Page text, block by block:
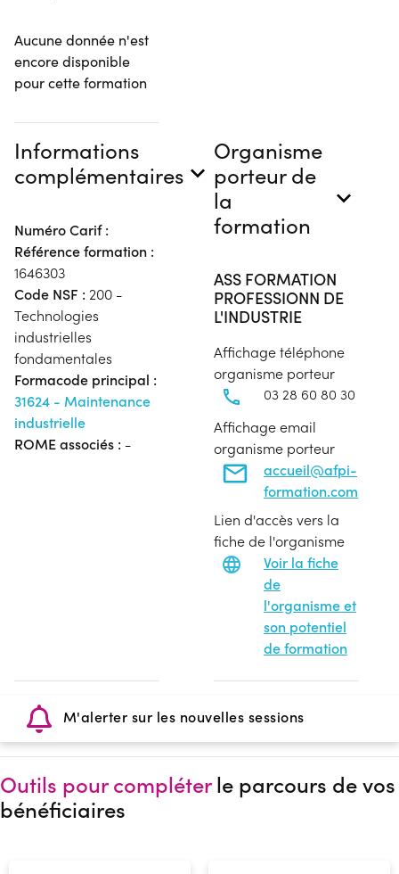
Aucune donnée n'est
encore disponible
pour cette formation
Informations
complémentaires
Numéro Carif :
Référence formation :
1646303
Code NSF : 200 -
Technologies
industrielles
fondamentales
Formacode principal :
31624 - Maintenance
industrielle
ROME associés : -
Organisme
porteur de
la
formation
ASS FORMATION
PROFESSIONN DE
L'INDUSTRIE
Affichage téléphone
organisme porteur
03 28 60 80 30
Affichage email
organisme porteur
accueil@afpi-
formation.com
Lien d'accès vers la
fiche de l'organisme
Voir la fiche
de
l'organisme et
son potentiel
de formation
M'alerter sur les nouvelles sessions
Outils pour compléterle parcours de vos
bénéficiaires